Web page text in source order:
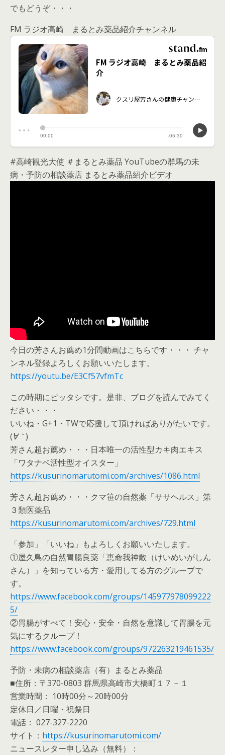
でもどうぞ・・・
FM ラジオ高崎 まるとみ薬品紹介チャンネル
#高崎観光大使 ＃まるとみ薬品 YouTubeの群馬の未
病・予防の相談薬店 まるとみ薬品紹介ビデオ
今日の芳さんお薦め1分間動画はこちらです・・・ チャ
ンネル登録よろしくお願いいたします。
https://youtu.be/E3Cf57vfmTc
この時期にピッタシです。是非、ブログを読んでみてく
ださい・・・
いいね・G+1・TWで応援して頂ければありがたいです。
(´∀｀)
芳さん超お薦め・・・日本唯一の活性型カキ肉エキス
「ワタナベ活性型オイスター」
https://kusurinomarutomi.com/archives/1086.html
芳さん超お薦め・・・クマ笹の自然薬「ササヘルス」第
３類医薬品
https://kusurinomarutomi.com/archives/729.html
「参加」「いいね」もよろしくお願いいたします。
①屋久島の自然胃腸良薬「恵命我神散（けいめいがしん
さん）」を知っている方・愛用してる方のグループで
す。
https://www.facebook.com/groups/145977978099222
5/
②胃腸がすべて！安心・安全・自然を意識して胃腸を元
気にするクループ！
https://www.facebook.com/groups/972263219461535/
予防・未病の相談薬店（有）まるとみ薬品
■住所：〒370-0803 群馬県高崎市大橋町１７－１
営業時間： 10時00分～20時00分
定休日／日曜・祝祭日
電話： 027-327-2220
サイト： https://kusurinomarutomi.com/
ニュースレター申し込み（無料）：